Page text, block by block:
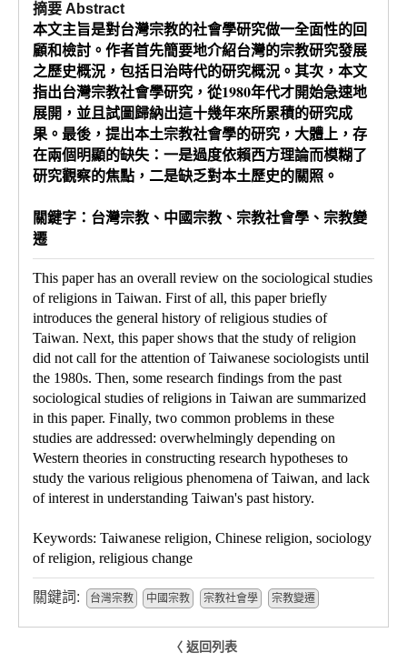
摘要 Abstract
本文主旨是對台灣宗教的社會學研究做一全面性的回
顧和檢討。作者首先簡要地介紹台灣的宗教研究發展
之歷史概況，包括日治時代的研究概況。其次，本文
指出台灣宗教社會學研究，從1980年代才開始急速地
展開，並且試圖歸納出這十幾年來所累積的研究成
果。最後，提出本土宗教社會學的研究，大體上，存
在兩個明顯的缺失：一是過度依賴西方理論而模糊了
研究觀察的焦點，二是缺乏對本土歷史的關照。
關鍵字：台灣宗教、中國宗教、宗教社會學、宗教變
遷
This paper has an overall review on the sociological studies
of religions in Taiwan. First of all, this paper briefly
introduces the general history of religious studies of
Taiwan. Next, this paper shows that the study of religion
did not call for the attention of Taiwanese sociologists until
the 1980s. Then, some research findings from the past
sociological studies of religions in Taiwan are summarized
in this paper. Finally, two common problems in these
studies are addressed: overwhelmingly depending on
Western theories in constructing research hypotheses to
study the various religious phenomena of Taiwan, and lack
of interest in understanding Taiwan's past history.
Keywords: Taiwanese religion, Chinese religion, sociology
of religion, religious change
關鍵詞: 台灣宗教 中國宗教 宗教社會學 宗教變遷
〈 返回列表